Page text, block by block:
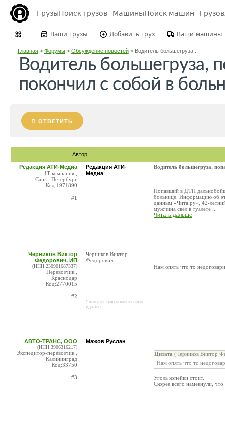
ГрузыПоиск грузов МашиныПоиск машин
Ваши грузы Добавить груз Ваши машины
Главная> Форумы> Обсуждение новостей> Водитель большегруза...
Водитель большегруза,
покончил с собой в
ОТВЕТИТЬ
Автор
Редакция АТИ-Медиа
IT-компания ,
Санкт-Петербург
Код:1971890
#1
Редакция АТИ-
Медиа
Водитель большегруза,
Попавший в ДТП
больнице. Информацию об
данным «Чита.ру», 42-
мужчина свёл в туалете ...
Читать дальше
Черников Виктор
Федорович, ИП
(ИНН:230901687337)
Перевозчик ,
Краснодар
Код:2770015
#2
Черников Виктор
Федорович
* контакт был изменен или
удален
Нам опять что то
АВТО-ТРАНС, ООО
(ИНН:3906316217)
Экспедитор-перевозчик ,
Калининград
Код:33750
#3
Мажов Руслан
Цитата (Черников Виктор
Нам опять что то
Уголь копейки стоит.
Скорее всего намекнули,